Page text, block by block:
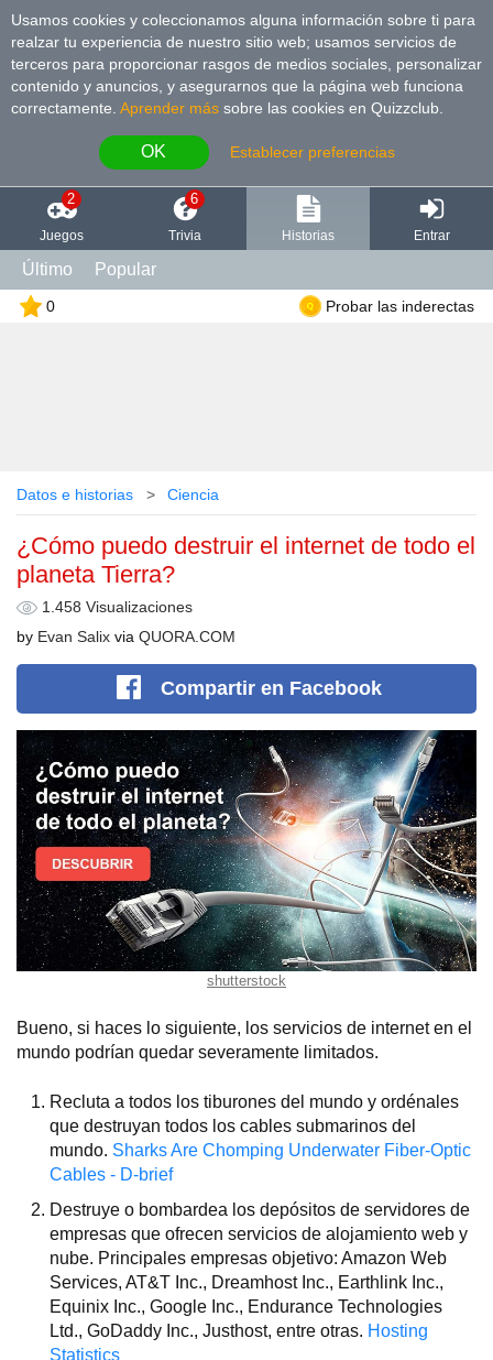
Usamos cookies y coleccionamos alguna información sobre ti para
realzar tu experiencia de nuestro sitio web; usamos servicios de
terceros para proporcionar rasgos de medios sociales, personalizar
contenido y anuncios, y asegurarnos que la página web funciona
correctamente. Aprender más sobre las cookies en Quizzclub.
OK Establecer preferencias
2
Juegos
6
Trivia Historias Entrar
Último Popular
0 Probar las inderectas
Datos e historias Сiencia
¿Cómo puedo destruir el internet de todo el
planeta Tierra?
1.458 Visualizaciones
by Evan Salix via QUORA.COM
Compartir en Facebook
shutterstock
Bueno, si haces lo siguiente, los servicios de internet en el
mundo podrían quedar severamente limitados.
Recluta a todos los tiburones del mundo y ordénales
que destruyan todos los cables submarinos del
mundo. Sharks Are Chomping Underwater Fiber-Optic
Cables - D-brief
Destruye o bombardea los depósitos de servidores de
empresas que ofrecen servicios de alojamiento web y
nube. Principales empresas objetivo: Amazon Web
Services, AT&T Inc., Dreamhost Inc., Earthlink Inc.,
Equinix Inc., Google Inc., Endurance Technologies
Ltd., GoDaddy Inc., Justhost, entre otras. Hosting
Statistics